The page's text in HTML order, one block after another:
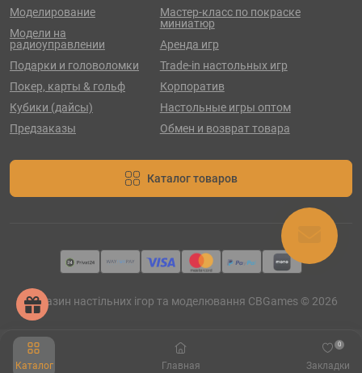
Каталог Главная Закладки
0
Моделирование
Модели на
радиоуправлении
Подарки и головоломки
Покер, карты & гольф
Кубики (дайсы)
Предзаказы
Мастер-класс по покраске
миниатюр
Аренда игр
Trade-in настольных игр
Корпоратив
Настольные игры оптом
Обмен и возврат товара
Каталог товаров
Магазин настільних ігор та моделювання CBGames © 2026